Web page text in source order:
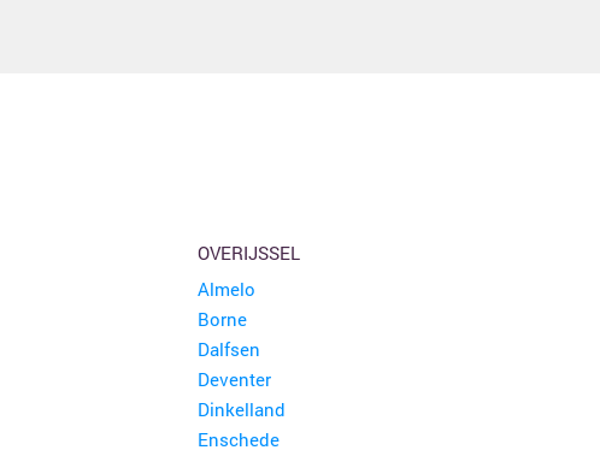
OVERIJSSEL
Almelo
Borne
Dalfsen
Deventer
Dinkelland
Enschede